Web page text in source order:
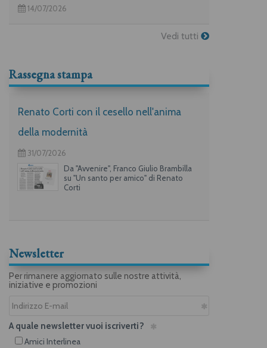
14/07/2026
Vedi tutti
Rassegna stampa
Renato Corti con il cesello nell'anima
della modernità
31/07/2026
Da "Avvenire", Franco Giulio Brambilla
su "Un santo per amico" di Renato
Corti
Newsletter
Per rimanere aggiornato sulle nostre attività,
iniziative e promozioni
A quale newsletter vuoi iscriverti?
Amici Interlinea